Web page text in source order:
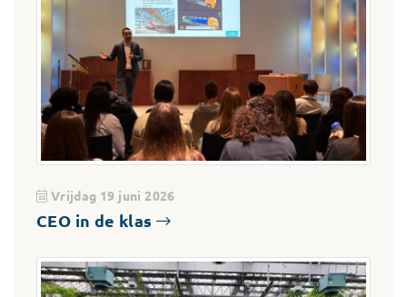
Vrijdag 19 juni 2026
CEO in de klas